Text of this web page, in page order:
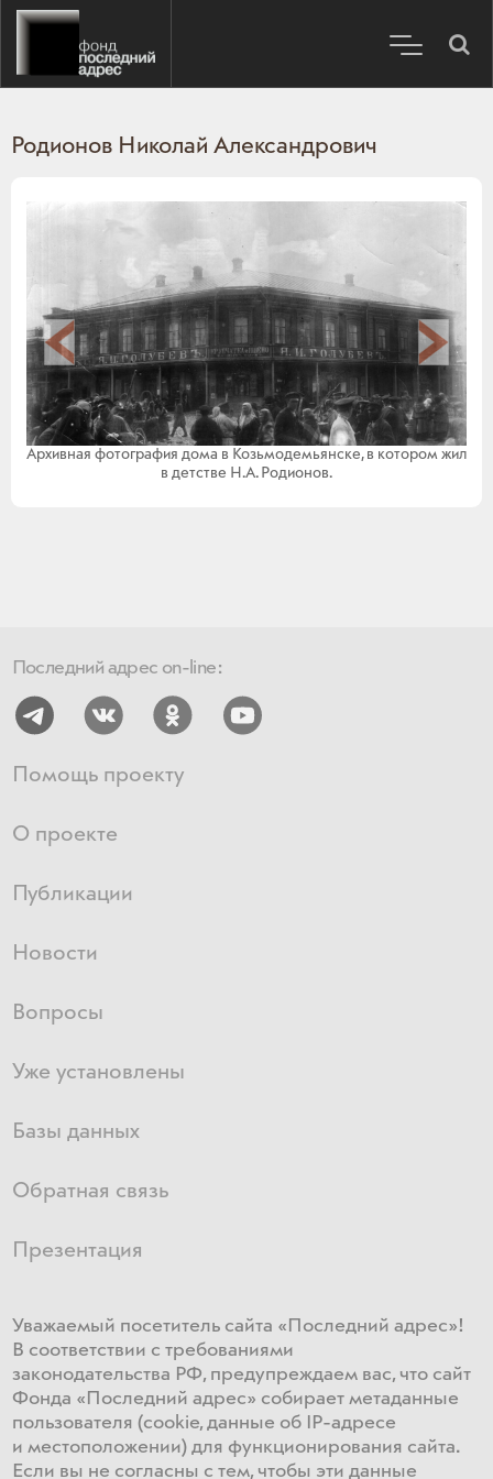
Родионов Николай Александрович
Архивная фотография дома в Козьмодемьянске, в котором жил
в детстве Н.А. Родионов.
Последний адрес on-line:
Помощь проекту
О проекте
Публикации
Новости
Вопросы
Уже установлены
Базы данных
Обратная связь
Презентация
Уважаемый посетитель сайта «Последний адрес»!
В соответствии с требованиями
законодательства РФ, предупреждаем вас, что сайт
Фонда «Последний адрес» собирает метаданные
пользователя (cookie, данные об IP-адресе
и местоположении) для функционирования сайта​.
Если ​вы не согласны с тем, чтобы эти данные